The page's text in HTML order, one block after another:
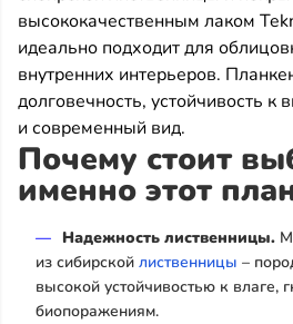
высококачественным лаком
идеально подходит для
внутренних интерьеров.
долговечность, устойчивость
и современный вид.
Почему стоит
именно этот
Надежность лиственницы.
из сибирской лиственницы –
высокой устойчивостью к влаге,
биопоражениям.